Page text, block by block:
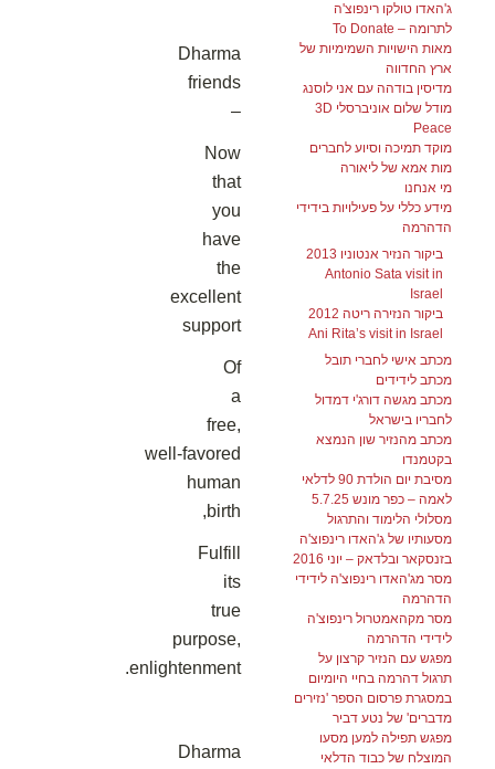
ג'האדו טולקו רינפוצ'ה
לתרומה – To Donate
מאות הישויות השמימיות של
ארץ החדווה
מדיסין בודהה עם אני לוסנג
מודל שלום אוניברסלי 3D
Peace
מוקד תמיכה וסיוע לחברים
מות אמא של ליאורה
מי אנחנו
מידע כללי על פעילויות בידידי
הדהרמה
ביקור הנזיר אנטוניו 2013
Antonio Sata visit in
Israel
ביקור הנזירה ריטה 2012
Ani Rita’s visit in Israel
מכתב אישי לחברי תובל
מכתב לידידים
מכתב מגשה דורג'י דמדול
לחבריו בישראל
מכתב מהנזיר שון הנמצא
בקטמנדו
מסיבת יום הולדת 90 לדלאי
לאמה – כפר מונש 5.7.25
מסלולי הלימוד והתרגול
מסעותיו של ג'האדו רינפוצ'ה
בזנסקאר ובלדאק – יוני 2016
מסר מג'האדו רינפוצ'ה לידידי
הדהרמה
מסר מקהאמטרול רינפוצ'ה
לידידי הדהרמה
מפגש עם הנזיר קרצון על
תרגול דהרמה בחיי היומיום
במסגרת פרסום הספר 'נזירים
מדברים' של נטע דביר
מפגש תפילה למען מסעו
המוצלח של כבוד הדלאי
Dharma
friends
–
Now
that
you
have
the
excellent
support
Of
a
free,
well‑favored
human
birth,
Fulfill
its
true
purpose,
enlightenment.
Dharma